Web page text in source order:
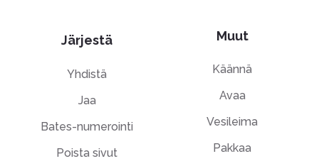
Järjestä
Yhdistä
Jaa
Bates-numerointi
Poista sivut
Muut
Käännä
Avaa
Vesileima
Pakkaa